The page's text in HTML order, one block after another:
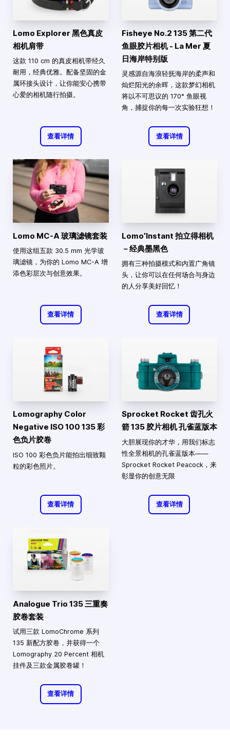
Lomo Explorer 黑色真皮
相机肩带
这款 110 cm 的真皮相机带经久
耐用，经典优雅。配备坚固的金
属环接头设计，让你能安心携带
心爱的相机随行拍摄。
查看详情
Fisheye No.2 135 第二代
鱼眼胶片相机 - La Mer 夏
日海岸特别版
灵感源自海浪轻抚海岸的柔声和
灿烂阳光的余晖，这款梦幻相机
将以不可思议的 170° 鱼眼视
角，捕捉你的每一次实验狂想！
查看详情
Lomo MC-A 玻璃滤镜套装
使用这组五款 30.5 mm 光学玻
璃滤镜，为你的 Lomo MC-A 增
添色彩层次与创意效果。
查看详情
Lomo’Instant 拍立得相机
－经典墨黑色
拥有三种拍摄模式和内置广角镜
头，让你可以在任何场合与身边
的人分享美好回忆！
查看详情
Lomography Color
Negative ISO 100 135 彩
色负片胶卷
ISO 100 彩色负片能拍出细致颗
粒的彩色照片。
查看详情
Sprocket Rocket 齿孔火
箭 135 胶片相机 孔雀蓝版本
大胆展现你的才华，用我们标志
性全景相机的孔雀蓝版本——
Sprocket Rocket Peacock，来
彰显你的创意无限
查看详情
Analogue Trio 135 三重奏
胶卷套装
试用三款 LomoChrome 系列
135 新配方胶卷，并获得一个
Lomography 20 Percent 相机
挂件及三款金属胶卷罐！
查看详情